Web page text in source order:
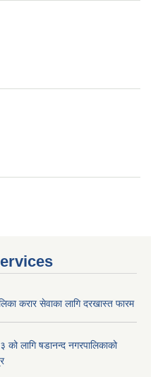
करार सेवाका लागि दरखास्त फारम
लागि षडानन्द नगरपालिकाको